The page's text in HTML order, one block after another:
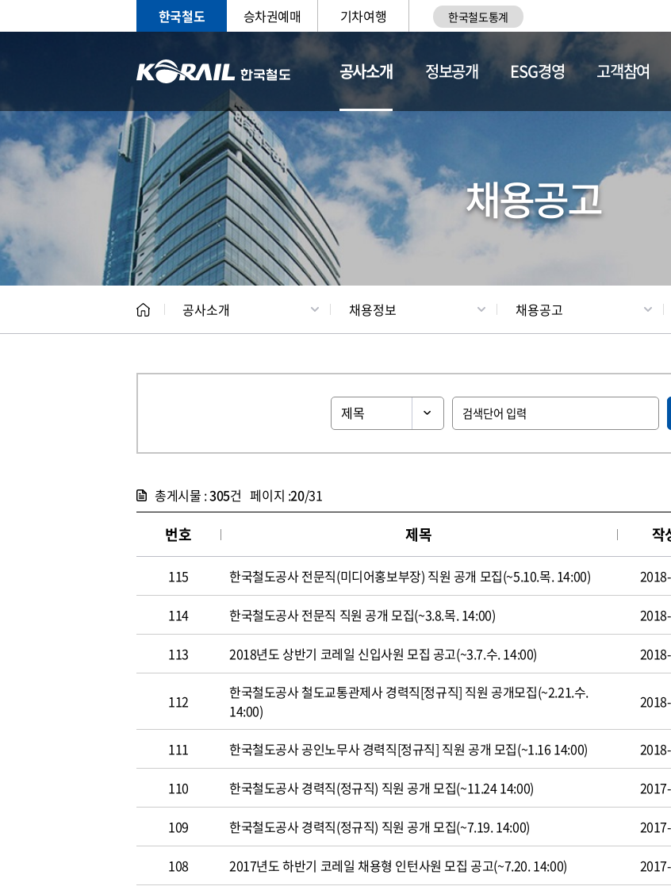
한국철도 승차권예매 기차여행 한국철도통계
공사소개
CEO 일반현황 채용
정보공개 ESG경영 고객참여
채용공고
공사소개 채용정보 채용공고
총게시물 :305건 페이지 :20/31
번호 제목 작
115 한국철도공사 전문직(미디어홍보부장) 직원 공개 모집(~5.10.목. 14:00)
114 한국철도공사 전문직 직원 공개 모집(~3.8.목. 14:00)
113 2018년도 상반기 코레일 신입사원 모집 공고(~3.7.수. 14:00)
112
한국철도공사 철도교통관제사 경력직[정규직] 직원 공개모집(~2.21.수.
14:00)
111 한국철도공사 공인노무사 경력직[정규직] 직원 공개 모집(~1.16 14:00)
110 한국철도공사 경력직(정규직) 직원 공개 모집(~11.24 14:00)
109 한국철도공사 경력직(정규직) 직원 공개 모집(~7.19. 14:00)
108 2017년도 하반기 코레일 채용형 인턴사원 모집 공고(~7.20. 14:00)